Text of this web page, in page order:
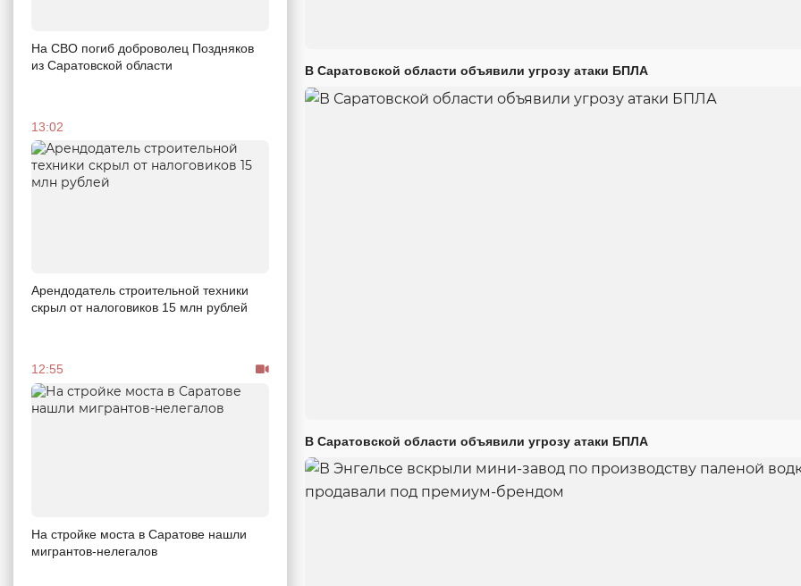
На СВО погиб доброволец Поздняков
из Саратовской области
13:02
Арендодатель строительной техники
скрыл от налоговиков 15 млн рублей
12:55
На стройке моста в Саратове нашли
мигрантов-нелегалов
В Саратовской области объявили угрозу атаки БПЛА
В Саратовской области объявили угрозу атаки БПЛА